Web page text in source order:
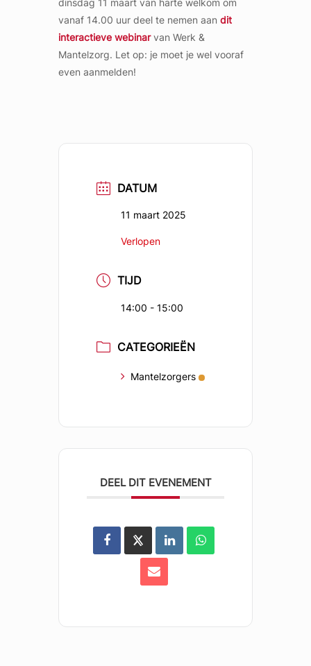
dinsdag 11 maart van harte welkom om
vanaf 14.00 uur deel te nemen aan dit
interactieve webinarvan Werk &
Mantelzorg. Let op: je moet je wel vooraf
even aanmelden!
DATUM
11 maart 2025
Verlopen
TIJD
14:00 - 15:00
CATEGORIEËN
Mantelzorgers
DEEL DIT EVENEMENT